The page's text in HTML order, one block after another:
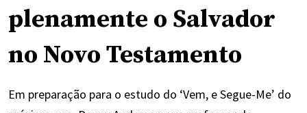
plenamente o Salvador
no Novo Testamento
Em preparação para o estudo do ‘Vem, e Segue-Me’ do